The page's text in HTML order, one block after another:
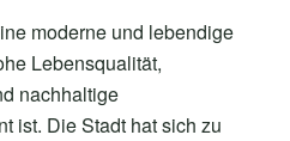
moderne und lebendige
Lebensqualität,
nachhaltige
ist. Die Stadt hat sich zu